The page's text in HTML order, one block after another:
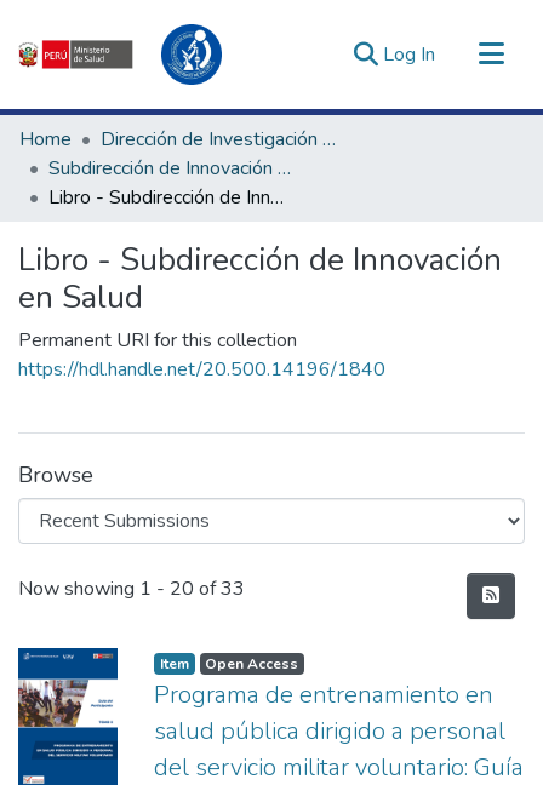
Log In (current)
Communities & Collections
All of DSpace
Statistics
Enlaces de interés ▾
Home
Dirección de Investigación e Innovación en Salud
Subdirección de Innovación en Salud
Libro - Subdirección de Innovación en Salud
Libro - Subdirección de Innovación
en Salud
Permanent URI for this collection
https://hdl.handle.net/20.500.14196/1840
Browse
Recent Submissions
Now showing 1 - 20 of 33
Item Open Access
Programa de entrenamiento en
salud pública dirigido a personal
del servicio militar voluntario: Guía